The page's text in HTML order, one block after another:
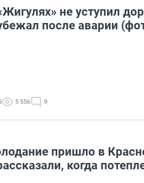
не уступил
после аварии
5 556 9
пришло в
когда